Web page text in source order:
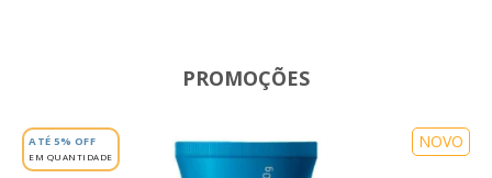
PROMOÇÕES
ATÉ 5% OFF
EM QUANTIDADE
NOVO